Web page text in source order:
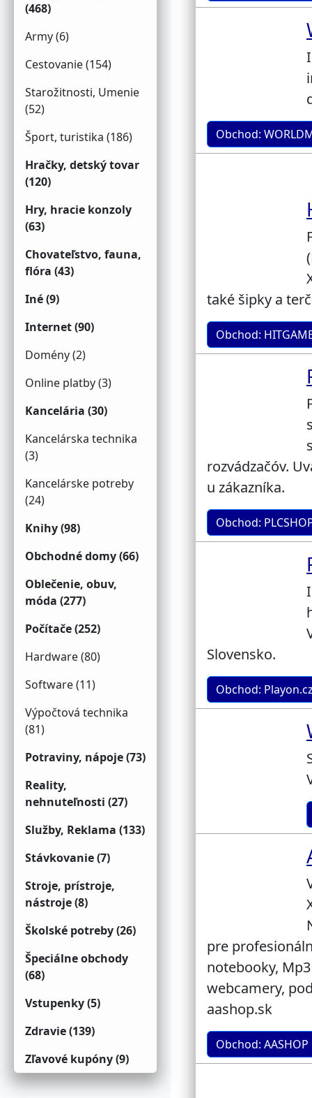
(468)
Army (6)
Cestovanie (154)
Starožitnosti, Umenie
(52)
Šport, turistika (186)
Hračky, detský tovar
(120)
Hry, hracie konzoly
(63)
Chovateľstvo, fauna,
flóra (43)
Iné (9)
Internet (90)
Domény (2)
Online platby (3)
Kancelária (30)
Kancelárska technika
(3)
Kancelárske potreby
(24)
Knihy (98)
Obchodné domy (66)
Oblečenie, obuv,
móda (277)
Počítače (252)
Hardware (80)
Software (11)
Výpočtová technika
(81)
Potraviny, nápoje (73)
Reality,
nehnuteľnosti (27)
Služby, Reklama (133)
Stávkovanie (7)
Stroje, prístroje,
nástroje (8)
Školské potreby (26)
Špeciálne obchody
(68)
Vstupenky (5)
Zdravie (139)
Zľavové kupóny (9)
Obchod:
také šipky a
Obchod:
rozvádzačóv.
u zákazníka.
Obchod:
Slovensko.
Obchod:
pre
notebooky,
webcamery,
aashop.sk
Obchod: AASHOP